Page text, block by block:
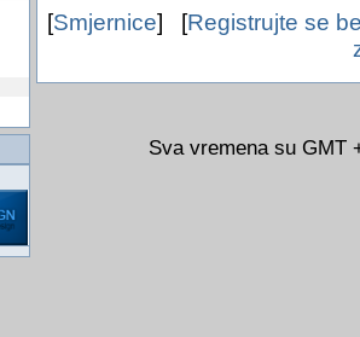
[Smjernice] [Registrujte se
Sva vremena su GMT